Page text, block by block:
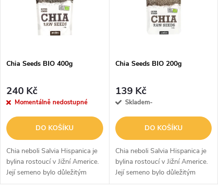
p
r
o
d
u
s
p
r
o
d
u
Chia Seeds BIO 400g
240 Kč
Momentálně nedostupné
DO KOŠÍKU
Chia neboli Salvia Hispanica je
bylina rostoucí v Jižní Americe.
Její semeno bylo důležitým
zdrojem živin po staletí,
Chia Seeds BIO 200g
139 Kč
Skladem-
DO KOŠÍKU
Chia neboli Salvia Hispanica je
bylina rostoucí v Jižní Americe.
Její semeno bylo důležitým
zdrojem živin po staletí,